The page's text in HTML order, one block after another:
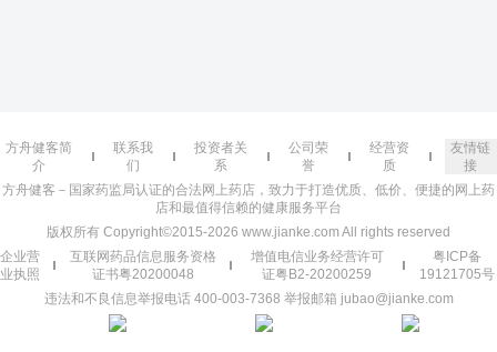
方舟健客简
介
联系我
们
投资者关
系
公司荣
誉
经营资
质
友情链
接
方舟健客－国家药监局认证的合法网上药店，致力于打造优质、低价、便捷的网上药
店和最值得信赖的健康服务平台
版权所有 Copyright©2015-2026 www.jianke.com All rights reserved
企业营
业执照
互联网药品信息服务资格
证书粤20200048
增值电信业务经营许可
证粤B2-20200259
粤ICP备
19121705号
违法和不良信息举报电话 400-003-7368 举报邮箱 jubao@jianke.com